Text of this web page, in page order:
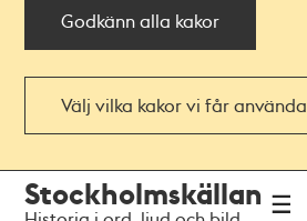
Godkänn alla kakor
Välj vilka kakor vi får använda
navigationen
huvudinnehållet
Stockholmskällan